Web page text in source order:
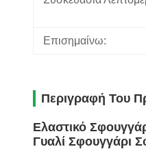
Επισημαίνω:
Περιγραφή Του
Ελαστικό
Γυαλί Σφουγγάρι